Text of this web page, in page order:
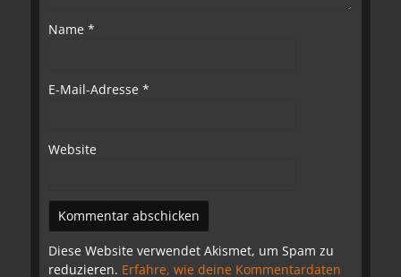
Name *
E-Mail-Adresse *
Website
Diese Website verwendet Akismet, um Spam zu
reduzieren. Erfahre, wie deine Kommentardaten